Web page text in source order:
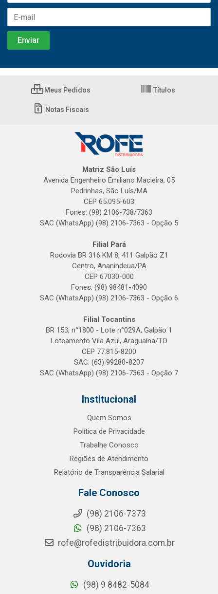
Meus Pedidos Títulos
Notas Fiscais
Matriz São Luís
Avenida Engenheiro Emiliano Macieira, 05
Pedrinhas, São Luís/MA
CEP 65.095-603
Fones: (98) 2106-738/7363
SAC (WhatsApp) (98) 2106-7363 - Opção 5
Filial Pará
Rodovia BR 316 KM 8, 411 Galpão Z1
Centro, Ananindeua/PA
CEP 67030-000
Fones: (98) 98481-4090
SAC (WhatsApp) (98) 2106-7363 - Opção 6
Filial Tocantins
BR 153, n°1800 - Lote n°029A, Galpão 1
Loteamento Vila Azul, Araguaína/TO
CEP 77.815-8200
SAC: (63) 99280-8207
SAC (WhatsApp) (98) 2106-7363 - Opção 7
Institucional
Quem Somos
Política de Privacidade
Trabalhe Conosco
Regiões de Atendimento
Relatório de Transparência Salarial
Fale Conosco
(98) 2106-7373
(98) 2106-7363
rofe@rofedistribuidora.com.br
Ouvidoria
(98) 9 8482-5084